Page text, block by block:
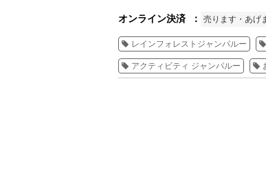
オンライン決済 ： 売ります・あげ
レインフォレストジャンパルー
アクティビティ ジャンパルー